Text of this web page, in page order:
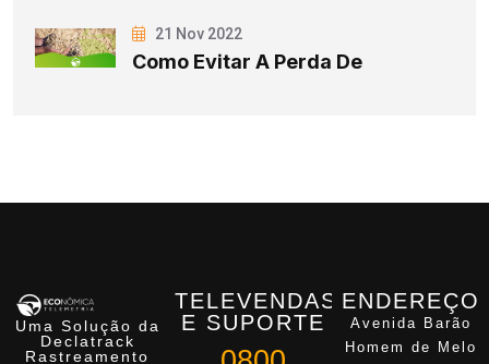
21 Nov 2022
Como Evitar A Perda De
Uma Solução da
Declatrack
Rastreamento
TELEVENDAS
E SUPORTE
ENDEREÇO
Avenida Barão
Homem de Melo